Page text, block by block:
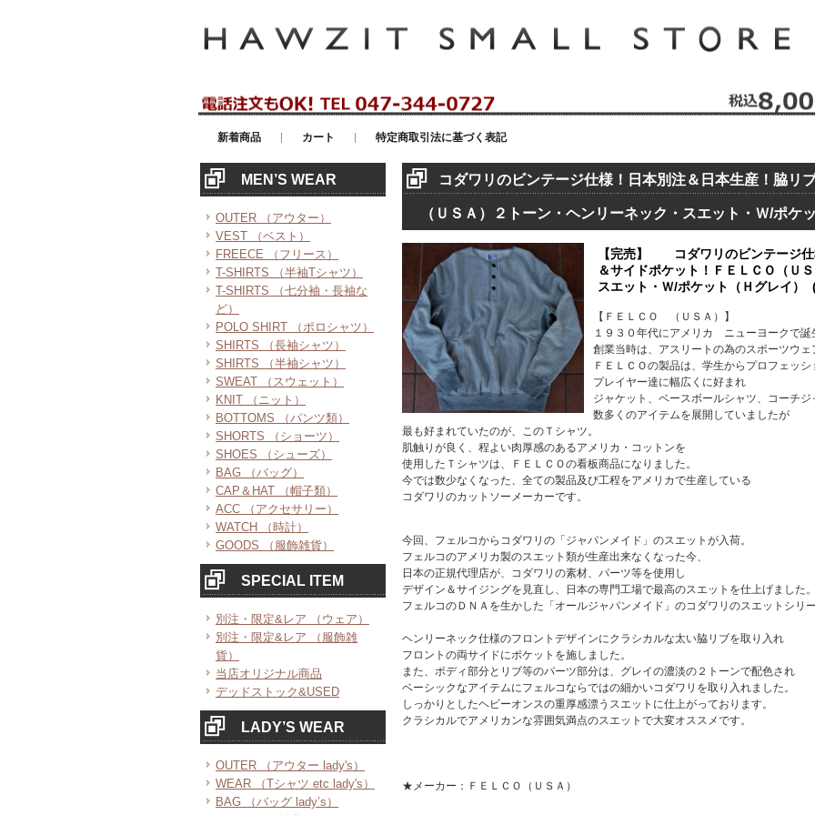
新着商品 カート 特定商取引法に基づく表記
MEN’S WEAR
OUTER （アウター）
VEST （ベスト）
FREECE （フリース）
T-SHIRTS （半袖Tシャツ）
T-SHIRTS （七分袖・長袖な
ど）
POLO SHIRT （ポロシャツ）
SHIRTS （長袖シャツ）
SHIRTS （半袖シャツ）
SWEAT （スウェット）
KNIT （ニット）
BOTTOMS （パンツ類）
SHORTS （ショーツ）
SHOES （シューズ）
BAG （バッグ）
CAP＆HAT （帽子類）
ACC （アクセサリー）
WATCH （時計）
GOODS （服飾雑貨）
SPECIAL ITEM
別注・限定&レア （ウェア）
別注・限定&レア （服飾雑
貨）
当店オリジナル商品
デッドストック&USED
LADY’S WEAR
OUTER （アウター lady's）
WEAR （Tシャツ etc lady's）
BAG （バッグ lady’s）
コダワリのビンテージ仕様！日本別注＆日本生産！脇リ
（ＵＳＡ）２トーン・ヘンリーネック・スエット・Ｗ/ポケ
【完売】 コダワリのビンテージ仕
＆サイドポケット！ＦＥＬＣＯ（Ｕ
スエット・Ｗ/ポケット（Ｈグレイ）
【ＦＥＬＣＯ （ＵＳＡ）】
１９３０年代にアメリカ ニューヨークで誕
創業当時は、アスリートの為のスポーツウェ
ＦＥＬＣＯの製品は、学生からプロフェッシ
プレイヤー達に幅広くに好まれ
ジャケット、ベースボールシャツ、コーチジ
数多くのアイテムを展開していましたが
最も好まれていたのが、このＴシャツ。
肌触りが良く、程よい肉厚感のあるアメリカ・コットンを
使用したＴシャツは、ＦＥＬＣＯの看板商品になりました。
今では数少なくなった、全ての製品及び工程をアメリカで生産している
コダワリのカットソーメーカーです。
今回、フェルコからコダワリの「ジャパンメイド」のスエットが入荷。
フェルコのアメリカ製のスエット類が生産出来なくなった今、
日本の正規代理店が、コダワリの素材、パーツ等を使用し
デザイン＆サイジングを見直し、日本の専門工場で最高のスエットを仕上げました。
フェルコのＤＮＡを生かした「オールジャパンメイド」のコダワリのスエットシリー
ヘンリーネック仕様のフロントデザインにクラシカルな太い脇リブを取り入れ
フロントの両サイドにポケットを施しました。
また、ボディ部分とリブ等のパーツ部分は、グレイの濃淡の２トーンで配色され
ベーシックなアイテムにフェルコならではの細かいコダワリを取り入れました。
しっかりとしたヘビーオンスの重厚感漂うスエットに仕上がっております。
クラシカルでアメリカンな雰囲気満点のスエットで大変オススメです。
★メーカー：ＦＥＬＣＯ（ＵＳＡ）